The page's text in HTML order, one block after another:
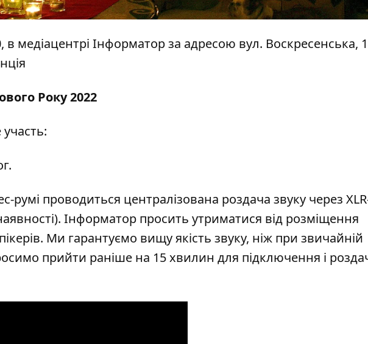
в медіацентрі Інформатор за адресою вул. Воскресенська,
Року 2022
румі проводиться централізована роздача звуку через
Інформатор просить утриматися від розміщення
Ми гарантуємо вищу якість звуку, ніж при звичайній
прийти раніше на 15 хвилин для підключення і